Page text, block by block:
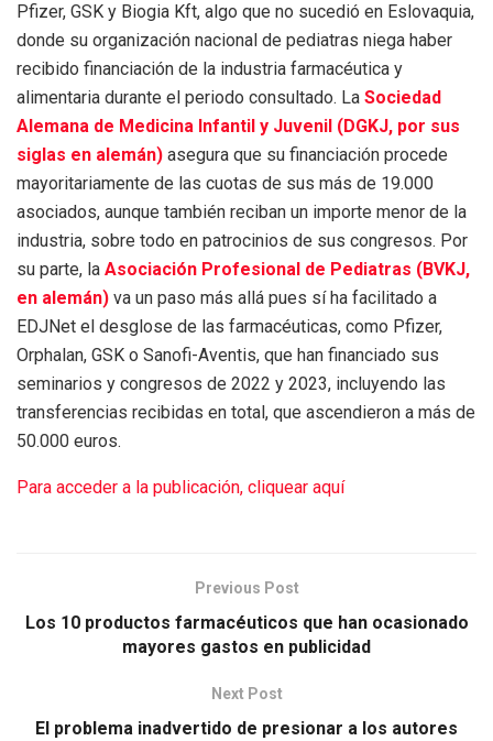
Pfizer, GSK y Biogia Kft, algo que no sucedió en Eslovaquia,
donde su organización nacional de pediatras niega haber
recibido financiación de la industria farmacéutica y
alimentaria durante el periodo consultado. La Sociedad
Alemana de Medicina Infantil y Juvenil (DGKJ, por sus
siglas en alemán) asegura que su financiación procede
mayoritariamente de las cuotas de sus más de 19.000
asociados, aunque también reciban un importe menor de la
industria, sobre todo en patrocinios de sus congresos. Por
su parte, la Asociación Profesional de Pediatras (BVKJ,
en alemán) va un paso más allá pues sí ha facilitado a
EDJNet el desglose de las farmacéuticas, como Pfizer,
Orphalan, GSK o Sanofi-Aventis, que han financiado sus
seminarios y congresos de 2022 y 2023, incluyendo las
transferencias recibidas en total, que ascendieron a más de
50.000 euros.
Para acceder a la publicación, cliquear aquí
Previous Post
Los 10 productos farmacéuticos que han ocasionado
mayores gastos en publicidad
Next Post
El problema inadvertido de presionar a los autores